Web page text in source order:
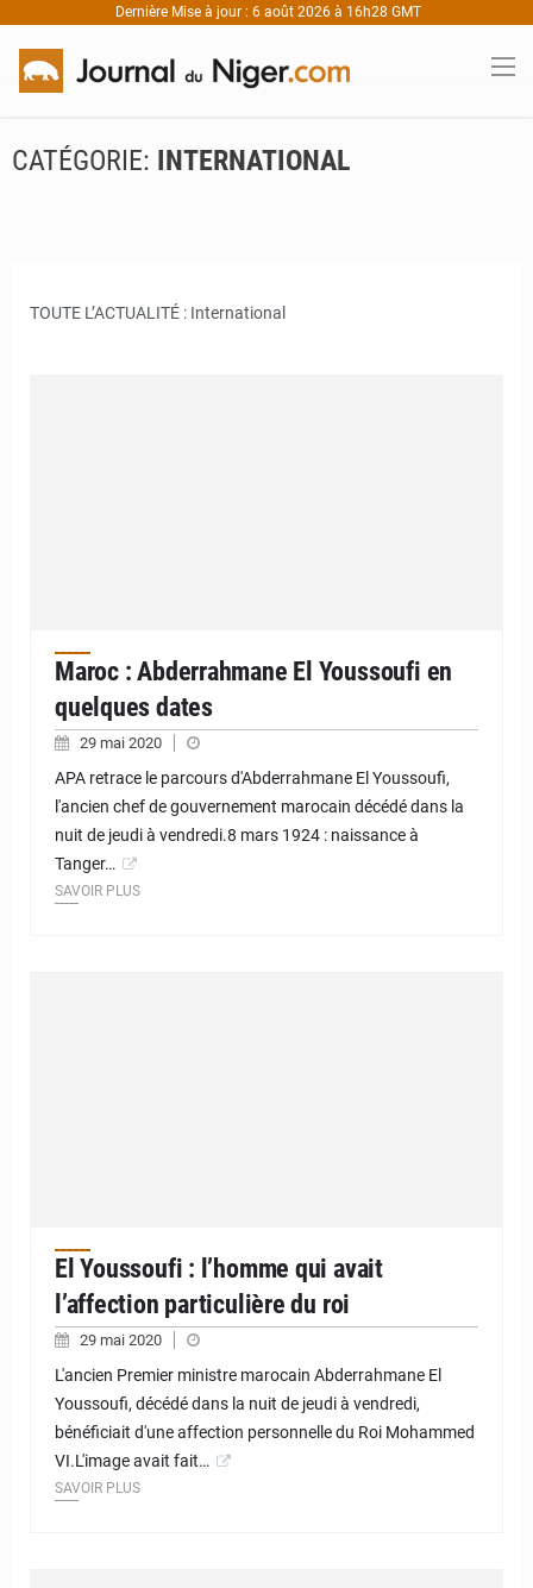
Dernière Mise à jour : 6 août 2026 à 16h28 GMT
CATÉGORIE: INTERNATIONAL
TOUTE L’ACTUALITÉ : International
Maroc : Abderrahmane El Youssoufi en
quelques dates
29 mai 2020
APA retrace le parcours d'Abderrahmane El Youssoufi,
l'ancien chef de gouvernement marocain décédé dans la
nuit de jeudi à vendredi.8 mars 1924 : naissance à
Tanger…
SAVOIR PLUS
El Youssoufi : l’homme qui avait
l’affection particulière du roi
29 mai 2020
L'ancien Premier ministre marocain Abderrahmane El
Youssoufi, décédé dans la nuit de jeudi à vendredi,
bénéficiait d'une affection personnelle du Roi Mohammed
VI.L'image avait fait…
SAVOIR PLUS